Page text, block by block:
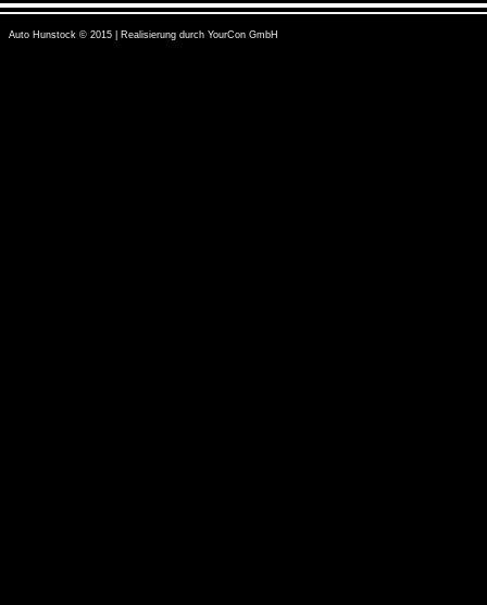
Auto Hunstock © 2015 | Realisierung durch YourCon GmbH